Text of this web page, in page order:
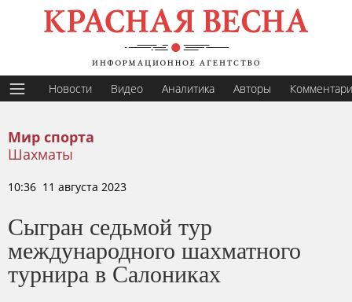
Новости Видео Аналитика Авторы
Мир спорта
Шахматы
10:36 11 августа 2023
Сыгран седьмой тур
международного шахматного
турнира в Салониках